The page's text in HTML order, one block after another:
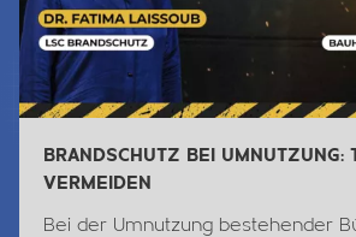
BRANDSCHUTZ BEI UMNUTZUNG:
VERMEIDEN
Bei der Umnutzung bestehender